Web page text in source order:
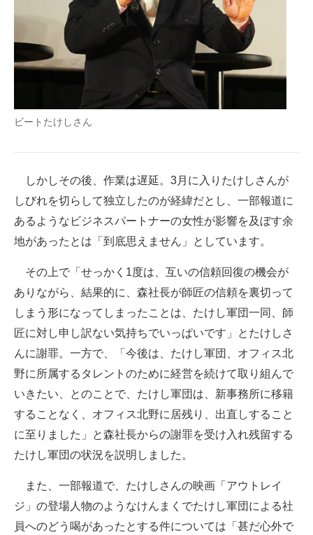
ビートたけしさん
しかしその後、作業は遅延。3月に入りたけしさんが
しびれを切らして独立したのが経緯だとし、一部報道に
あるようなビジネスパートナーの女性が影響を及ぼす余
地があったとは「到底思えません」としています。
その上で「せっかく1度は、互いの信頼回復の機会が
ありながら、結果的に、森社長が師匠の信頼を裏切って
しまう形になってしまったことは、たけし軍団一同、師
匠に対し申し訳ない気持ちでいっぱいです」とたけしさ
んに謝罪。一方で、「今後は、たけし軍団、オフィス北
野に所属するタレントのために経営を続けて取り組んで
いきたい、とのことで、たけし軍団は、新事務所に移籍
することなく、オフィス北野に居残り、出直しすること
に至りました」と森社長からの謝罪を受け入れ残留する
たけし軍団の状況を説明しました。
また、一部報道で、たけしさんの映画「アウトレイ
ジ」の登場人物のようなけんまくでたけし軍団による社
員へのどう喝があったとする件については「甚だ心外で